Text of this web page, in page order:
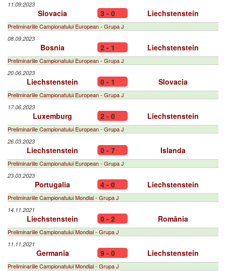
11.09.2023
Slovacia 3 - 0 Liechstenstein
Preliminariile Campionatului European - Grupa J
08.09.2023
Bosnia 2 - 1 Liechstenstein
Preliminariile Campionatului European - Grupa J
20.06.2023
Liechstenstein 0 - 1 Slovacia
Preliminariile Campionatului European - Grupa J
17.06.2023
Luxemburg 2 - 0 Liechstenstein
Preliminariile Campionatului European - Grupa J
26.03.2023
Liechstenstein 0 - 7 Islanda
Preliminariile Campionatului European - Grupa J
23.03.2023
Portugalia 4 - 0 Liechstenstein
Preliminariile Campionatului Mondial - Grupa J
14.11.2021
Liechstenstein 0 - 2 România
Preliminariile Campionatului Mondial - Grupa J
11.11.2021
Germania 9 - 0 Liechstenstein
Preliminariile Campionatului Mondial - Grupa J